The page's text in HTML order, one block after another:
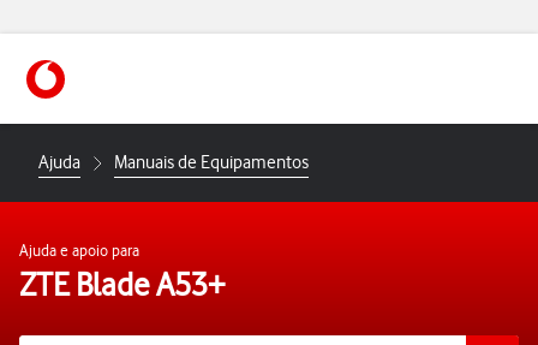
https://www.vodafone.pt
Ajuda Manuais de Equipamentos
Ajuda e apoio para
ZTE Blade A53+